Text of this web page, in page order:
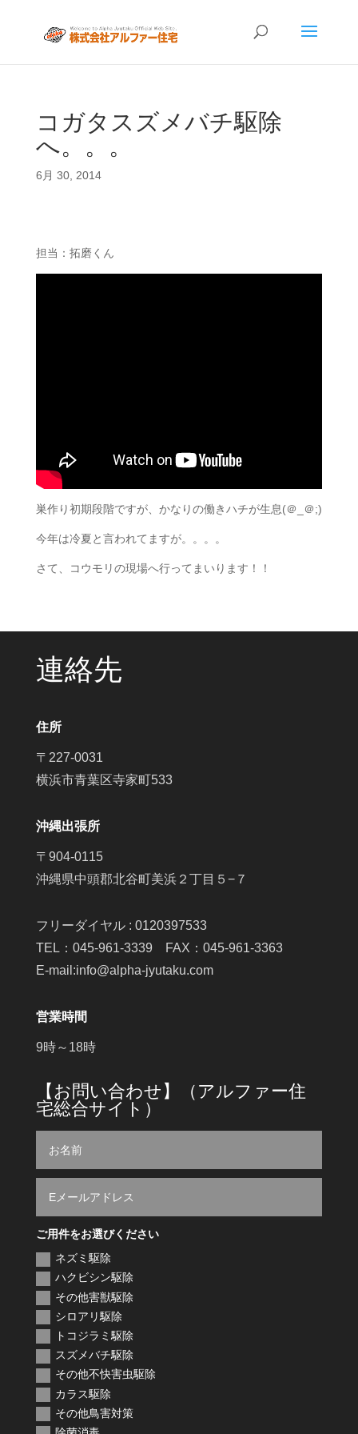
コガタスズメバチ駆除
へ。。。
6月 30, 2014
担当：拓磨くん
巣作り初期段階ですが、かなりの働きハチが生息(＠_＠;)
今年は冷夏と言われてますが。。。。
さて、コウモリの現場へ行ってまいります！！
連絡先
住所
〒227-0031
横浜市青葉区寺家町533
沖縄出張所
〒904-0115
沖縄県中頭郡北谷町美浜２丁目５−７
フリーダイヤル : 0120397533
TEL：045-961-3339 FAX：045-961-3363
E-mail:info@alpha-jyutaku.com
営業時間
9時～18時
【お問い合わせ】（アルファー住
宅総合サイト）
ご用件をお選びください
ネズミ駆除
ハクビシン駆除
その他害獣駆除
シロアリ駆除
トコジラミ駆除
スズメバチ駆除
その他不快害虫駆除
カラス駆除
その他鳥害対策